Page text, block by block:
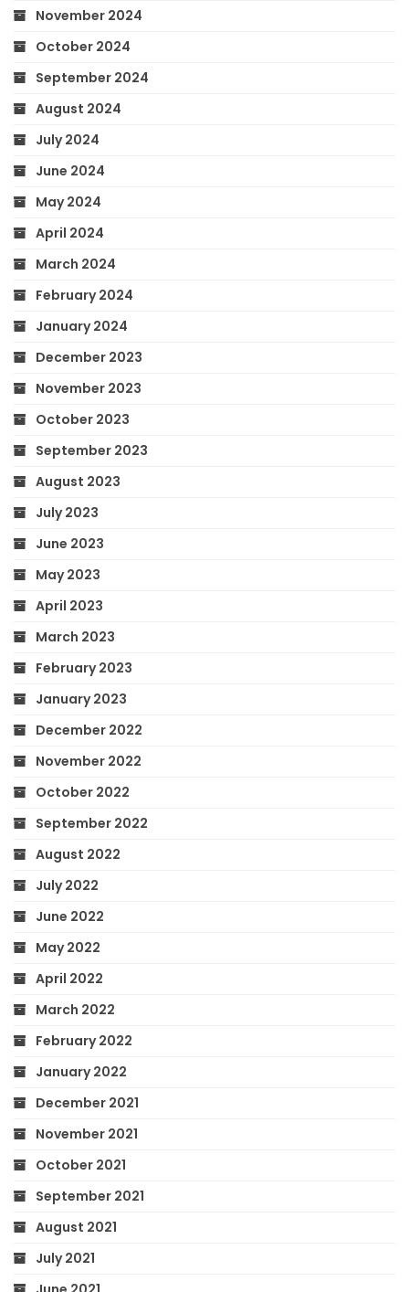
November 2024
October 2024
September 2024
August 2024
July 2024
June 2024
May 2024
April 2024
March 2024
February 2024
January 2024
December 2023
November 2023
October 2023
September 2023
August 2023
July 2023
June 2023
May 2023
April 2023
March 2023
February 2023
January 2023
December 2022
November 2022
October 2022
September 2022
August 2022
July 2022
June 2022
May 2022
April 2022
March 2022
February 2022
January 2022
December 2021
November 2021
October 2021
September 2021
August 2021
July 2021